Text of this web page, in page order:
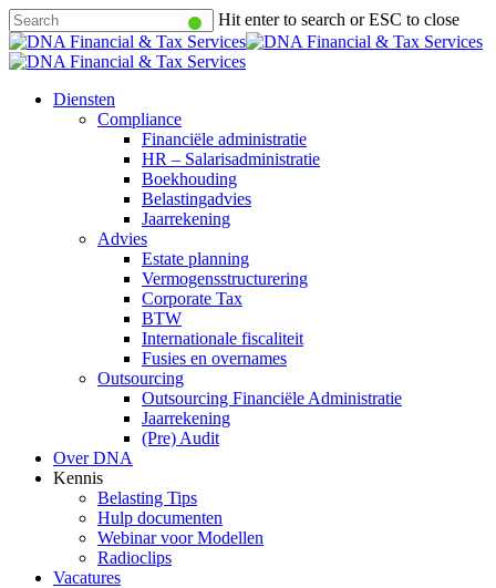
Skip
to
main
Hit enter to search or ESC to close
Close
Search
Menu
Diensten
Compliance
Financiële administratie
HR – Salarisadministratie
Boekhouding
Belastingadvies
Jaarrekening
Advies
Estate planning
Vermogensstructurering
Corporate Tax
BTW
Internationale fiscaliteit
Fusies en overnames
Outsourcing
Outsourcing Financiële Administratie
Jaarrekening
(Pre) Audit
Over DNA
Kennis
Belasting Tips
Hulp documenten
Webinar voor Modellen
Radioclips
Vacatures